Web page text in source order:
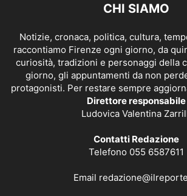
CHI SIAMO
Notizie, cronaca, politica, cultura,
raccontiamo Firenze ogni giorno, da
curiosità, tradizioni e personaggi della
giorno, gli appuntamenti da non
protagonisti. Per restare sempre
Direttore responsabile
Ludovica Valentina
Contatti Redazione
Telefono 055 6587611
Email